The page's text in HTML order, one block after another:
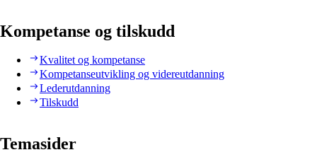
Kompetanse og tilskudd
Kvalitet og kompetanse
Kompetanseutvikling og videreutdanning
Lederutdanning
Tilskudd
Temasider